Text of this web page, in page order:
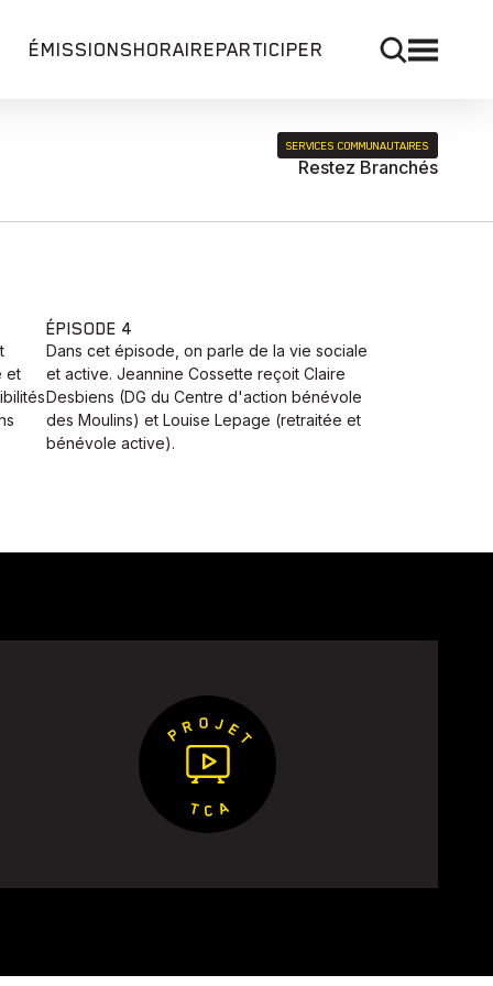
ÉMISSIONSHORAIREPARTICIPER
SERVICES COMMUNAUTAIRES
Restez Branchés
et
ÉPISODE 4
Dans cet épisode, on parle de la vie sociale
et active. Jeannine Cossette reçoit Claire
Desbiens (DG du Centre d'action bénévole
des Moulins) et Louise Lepage (retraitée et
bénévole active).